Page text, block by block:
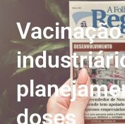
doses